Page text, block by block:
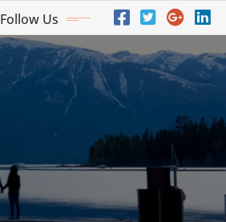
Follow Us